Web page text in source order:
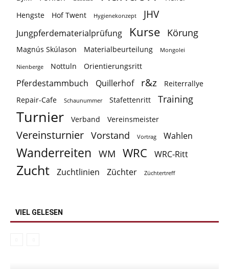
Hengste
Hof Twent Hygienekonzept JHV
Jungpferdematerialprüfung Kurse Körung
Magnús Skúlason Materialbeurteilung Mongolei
Nienberge Nottuln Orientierungsritt
Pferdestammbuch Quillerhof r&z
Reiterrallye
Repair-Cafe
Schaunummer Stafettenritt Training
Turnier Verband Vereinsmeister
Vereinsturnier Vorstand Vortrag Wahlen
Wanderreiten WM WRC WRC-Ritt
Zucht Zuchtlinien Züchter Züchtertreff
VIEL GELESEN